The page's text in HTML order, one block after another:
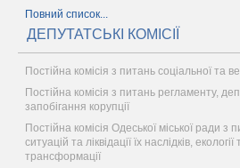
Повний список...
ДЕПУТАТСЬКІ КОМІСІЇ
Постійна комісія з питань соціальної та
Постійна комісія з питань регламенту,
запобігання корупції
Постійна комісія Одеської міської ради з
ситуацій та ліквідації їх наслідків,
трансформації